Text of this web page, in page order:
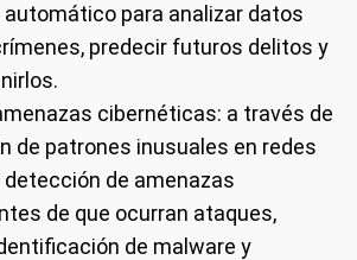
automático para analizar datos
predecir futuros delitos y
cibernéticas: a través de
de patrones inusuales en redes
de amenazas
de que ocurran ataques,
de malware y